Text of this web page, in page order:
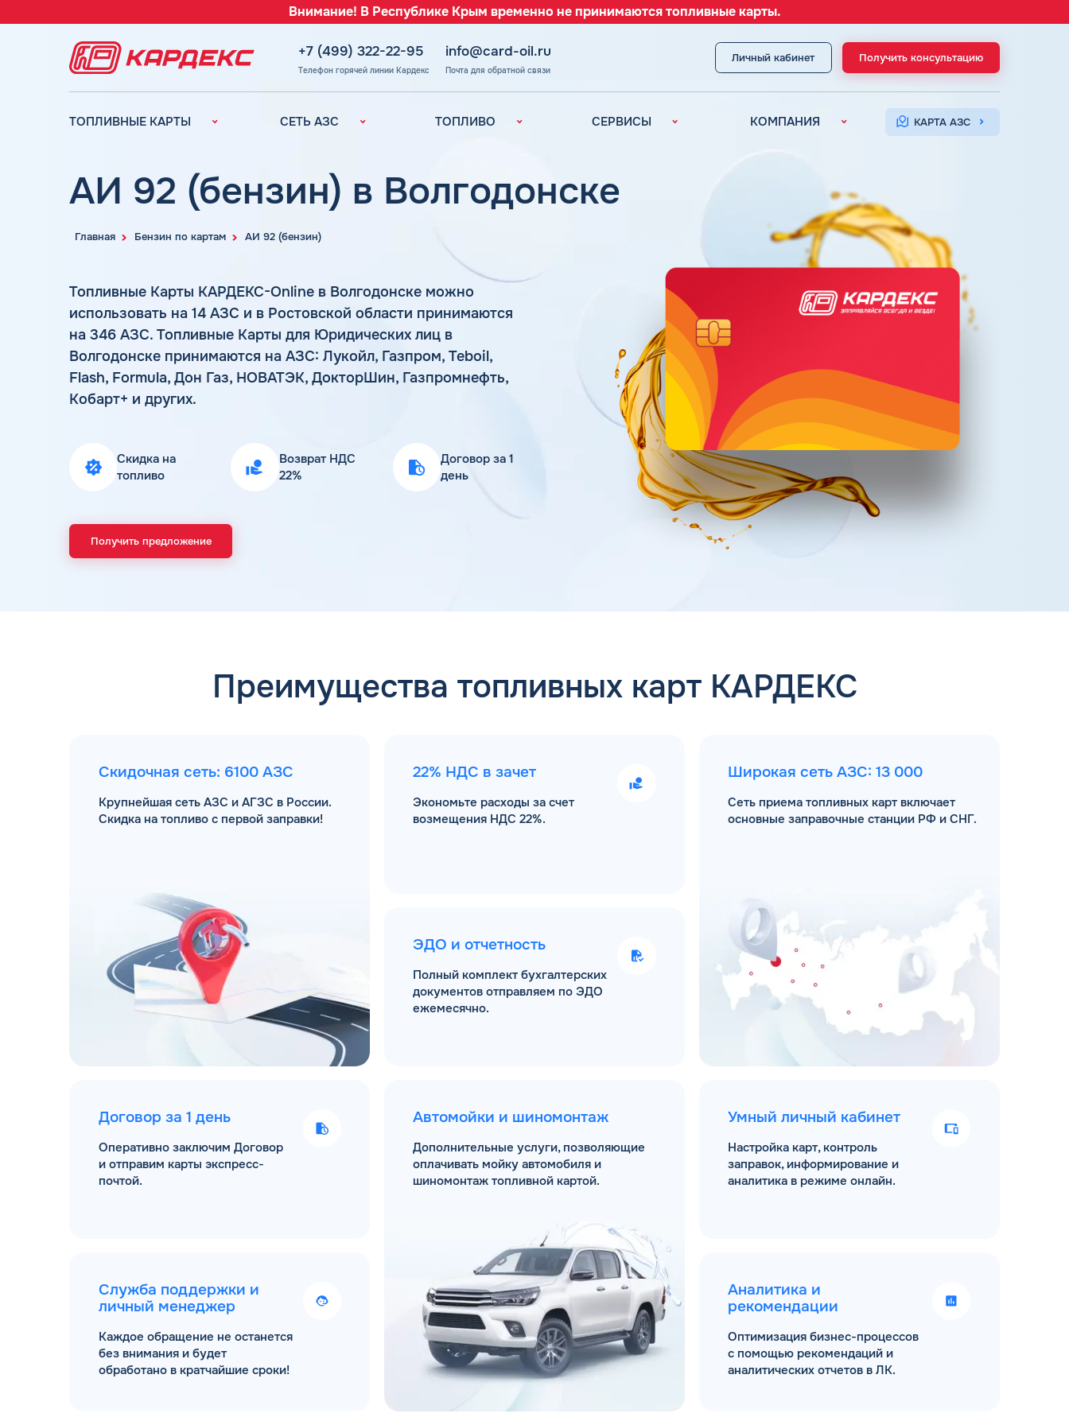
Внимание! В Республике Крым временно не принимаются топливные карты.
+7 (499) 322-22-95
Телефон горячей линии Кардекс
info@card-oil.ru
Почта для обратной связи
Личный кабинет Получить консультацию
ТОПЛИВНЫЕ КАРТЫ
Преимущества
Индивидуальный
Шиномонтаж
Вопросы и Ответы
СЕТЬ АЗС
АЗС Газпромнефть
АЗС Тебойл
АЗС
Сургутнефтегаз
АЗС
Нефтьмагистраль
ТОПЛИВО
Бензин
Топливные бренды
расхода топлива
СЕРВИСЫ
Документооборот
(ЭДО)
окончании баланса
Поддержка
КОМПАНИЯ КАРТА АЗС
Главная Бензин по картам АИ 92 (бензин)
АИ 92 (бензин) в Волгодонске
Топливные Карты КАРДЕКС-Online в Волгодонске можно
использовать на 14 АЗС и в Ростовской области принимаются
на 346 АЗС. Топливные Карты для Юридических лиц в
Волгодонске принимаются на АЗС: Лукойл, Газпром, Teboil,
Flash, Formula, Дон Газ, НОВАТЭК, ДокторШин, Газпромнефть,
Кобарт+ и других.
Скидка на
топливо
Возврат НДС
22%
Договор за 1
день
Получить предложение
Преимущества топливных карт КАРДЕКС
Скидочная сеть: 6100 АЗС
Крупнейшая сеть АЗС и АГЗС в России.
Скидка на топливо с первой заправки!
Договор за 1 день
Оперативно заключим Договор
и отправим карты экспресс-
почтой.
Служба поддержки и
личный менеджер
Каждое обращение не останется
без внимания и будет
обработано в кратчайшие сроки!
22% НДС в зачет
Экономьте расходы за счет
возмещения НДС 22%.
ЭДО и отчетность
Полный комплект бухгалтерских
документов отправляем по ЭДО
ежемесячно.
Автомойки и шиномонтаж
Дополнительные услуги, позволяющие
оплачивать мойку автомобиля и
шиномонтаж топливной картой.
Широкая сеть АЗС: 13 000
Сеть приема топливных карт включает
основные заправочные станции РФ и СНГ.
Умный личный кабинет
Настройка карт, контроль
заправок, информирование и
аналитика в режиме онлайн.
Аналитика и
рекомендации
Оптимизация бизнес-процессов
с помощью рекомендаций и
аналитических отчетов в ЛК.